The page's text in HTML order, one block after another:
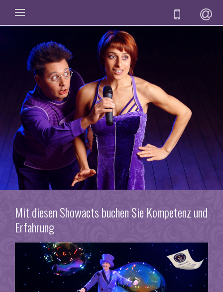
Mit diesen Showacts buchen Sie Kompetenz und
Erfahrung